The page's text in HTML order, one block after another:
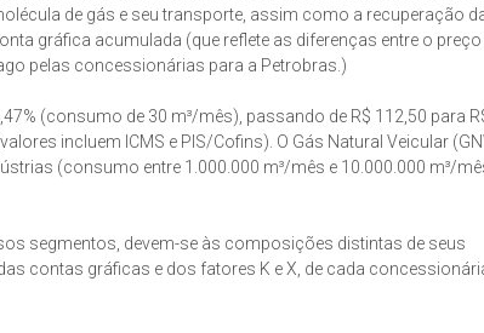
de gás e seu transporte, assim como a recuperação
gráfica acumulada (que reflete as diferenças entre o
pelas concessionárias para a Petrobras.)
(consumo de 30 m³/mês), passando de R$ 112,50 para
incluem ICMS e PIS/Cofins). O Gás Natural Veicular
(consumo entre 1.000.000 m³/mês e 10.000.000 m³/
segmentos, devem-se às composições distintas de seus
contas gráficas e dos fatores K e X, de cada